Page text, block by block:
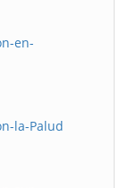
en-
la-Palud